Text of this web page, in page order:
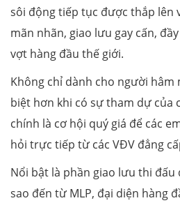
sôi động tiếp tục được thắp lên
mãn nhãn, giao lưu gay cấn,
vợt hàng đầu thế giới.
Không chỉ dành cho người hâm
biệt hơn khi có sự tham dự của
chính là cơ hội quý giá để các
hỏi trực tiếp từ các VĐV đẳng
Nổi bật là phần giao lưu thi đấu
sao đến từ MLP, đại diện hàng